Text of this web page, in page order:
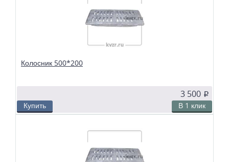
твердотопливных водогрейных и паровых котлов. Чтобы поддерживать в
топке устойчивый слой горящего топлива, дров, угля или брикетов, из
колосников собираются колосниковые решетки.
Колосник 500*200
3 500 p
Купить В 1 клик
твердотопливных водогрейных и паровых котлов. Чтобы поддерживать в
топке устойчивый слой горящего топлива, дров, угля или брикетов, из
колосников собираются колосниковые решетки.